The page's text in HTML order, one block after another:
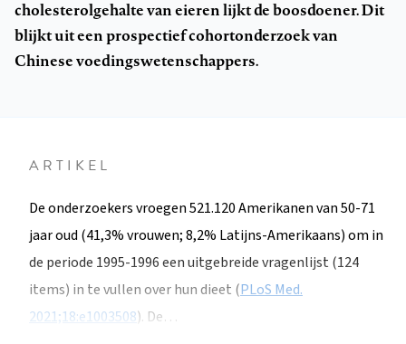
cholesterolgehalte van eieren lijkt de boosdoener. Dit
blijkt uit een prospectief cohortonderzoek van
Chinese voedingswetenschappers.
ARTIKEL
De onderzoekers vroegen 521.120 Amerikanen van 50-71
jaar oud (41,3% vrouwen; 8,2% Latijns-Amerikaans) om in
de periode 1995-1996 een uitgebreide vragenlijst (124
items) in te vullen over hun dieet (PLoS Med.
2021;18:e1003508). De…